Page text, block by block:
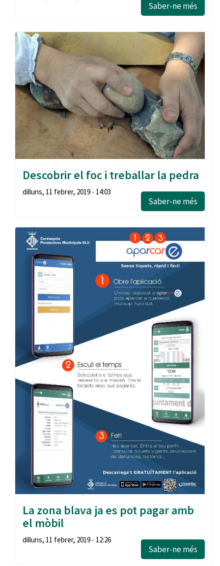
Saber-ne més
Descobrir el foc i treballar la pedra
dilluns, 11 febrer, 2019 - 14:03
Saber-ne més
La zona blava ja es pot pagar amb
el mòbil
dilluns, 11 febrer, 2019 - 12:26
Saber-ne més